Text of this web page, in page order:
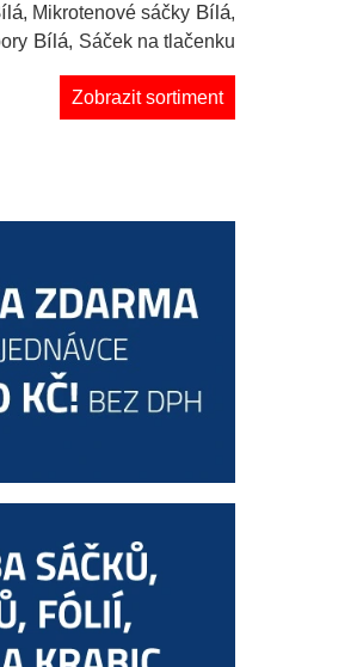
, Mikrotenové sáčkyBílá,
Bílá, Sáček na tlačenku
Zobrazit sortiment